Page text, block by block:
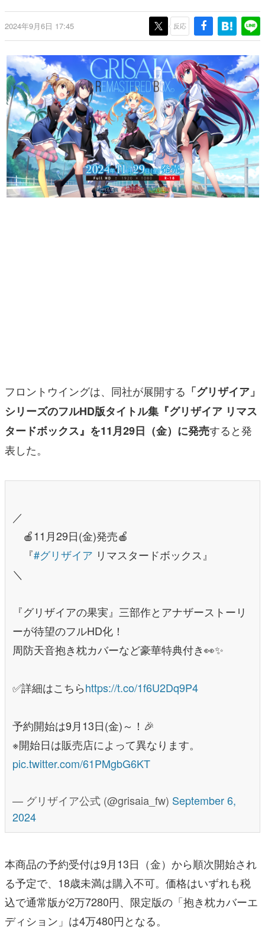
ゲーム世代の作家たち
ゲームに多大な影響を受けた作家さんに取材し、ゲームが
画です。
日本モバイルゲーム産業史
日本のモバイルゲーム史における主要なトピック・タイト
ルを網羅するほか、開発者へのインタビューや識者による
解説を掲載。約20年の歴史が一望できる決定版！
若ゲのいたり〜ゲームクリエイターの青春〜
『うつヌケ』『ペンと箸』等で知られるマンガ家・田中圭
一先生によるゲーム業界レポートマンガです。
なんでゲームは面白い？
ゲーム開発者・hamatsu氏がゲームの魅力を画面や操作の
具体的な形から解き明かしていく、硬派で骨太な評論連載
その他
電ファミニコゲーマーとは？
運営：株式会社マレ
2024年9月6日 17:45 反応
フロントウイングは、同社が展開する 「グリザイア」
シリーズのフルHD版タイトル集『グリザイア リマス
タードボックス』を11月29日（金）に発売すると発
表した。
／
🍎11月29日(金)発売🍎
『#グリザイア リマスタードボックス』
＼
『グリザイアの果実』三部作とアナザーストーリ
ーが待望のフルHD化！
周防天音抱き枕カバーなど豪華特典付き👀✨
✅詳細はこちらhttps://t.co/1f6U2Dq9P4
予約開始は9月13日(金)～！🎉
※開始日は販売店によって異なります。
pic.twitter.com/61PMgbG6KT
— グリザイア公式 (@grisaia_fw) September 6,
2024
本商品の予約受付は9月13日（金）から順次開始され
る予定で、18歳未満は購入不可。価格はいずれも税
込で通常版が2万7280円、限定版の「抱き枕カバーエ
ディション」は4万480円となる。